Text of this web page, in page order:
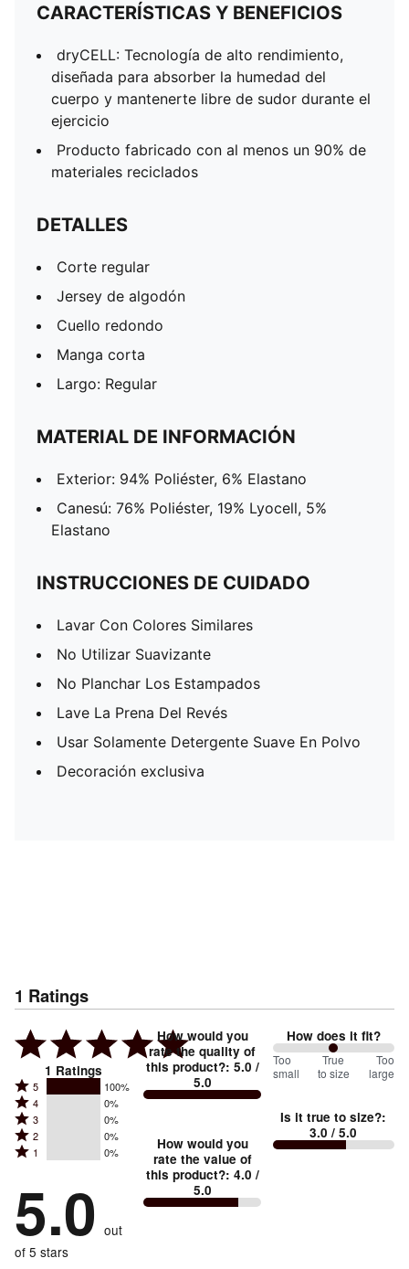
CARACTERÍSTICAS Y BENEFICIOS
dryCELL: Tecnología de alto rendimiento,
diseñada para absorber la humedad del
cuerpo y mantenerte libre de sudor durante el
ejercicio
Producto fabricado con al menos un 90% de
materiales reciclados
DETALLES
Corte regular
Jersey de algodón
Cuello redondo
Manga corta
Largo: Regular
MATERIAL DE INFORMACIÓN
Exterior: 94% Poliéster, 6% Elastano
Canesú: 76% Poliéster, 19% Lyocell, 5%
Elastano
INSTRUCCIONES DE CUIDADO
Lavar Con Colores Similares
No Utilizar Suavizante
No Planchar Los Estampados
Lave La Prena Del Revés
Usar Solamente Detergente Suave En Polvo
Decoración exclusiva
1 Ratings
1 Ratings
Rated
5
stars
by
of
reviewers
5 100%
Rated
4
stars
by
of
reviewers
4 0%
Rated
3
stars
0%
of
reviewers
3 0%
Rated
2
by
0%
of
reviewers
2 0%
Rated
stars
by
0%
of
1 0%
5.0 out
of 5 stars
How would you
rate the quality of
this product?: 5.0 /
5.0
How would you
rate the value of
this product?: 4.0 /
5.0
How does it fit?
100
between
small
and
Too
small
True
to size
Too
large
Is it true to size?:
3.0 / 5.0